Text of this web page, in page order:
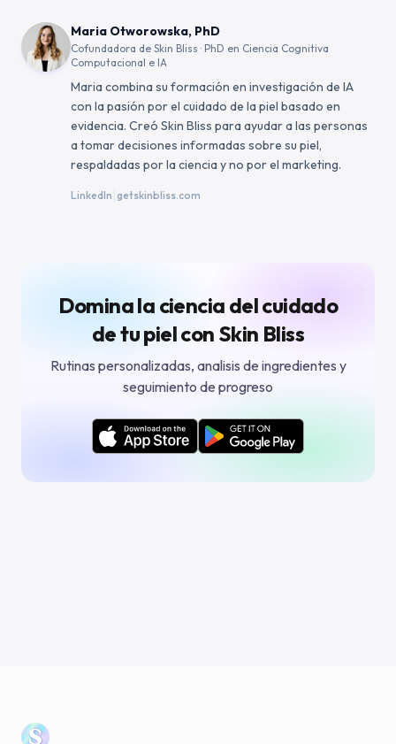
Maria Otworowska, PhD
Cofundadora de Skin Bliss · PhD en Ciencia Cognitiva
Computacional e IA
Maria combina su formación en investigación de IA
con la pasión por el cuidado de la piel basado en
evidencia. Creó Skin Bliss para ayudar a las personas
a tomar decisiones informadas sobre su piel,
respaldadas por la ciencia y no por el marketing.
LinkedIn getskinbliss.com
Domina la ciencia del cuidado
de tu piel con Skin Bliss
Rutinas personalizadas, analisis de ingredientes y
seguimiento de progreso